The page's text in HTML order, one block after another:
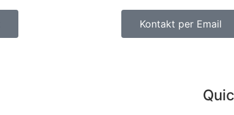
Kontakt per Email